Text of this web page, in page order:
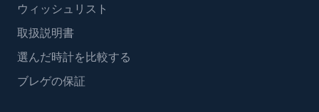
ウィッシュリスト
取扱説明書
選んだ時計を比較する
ブレゲの保証